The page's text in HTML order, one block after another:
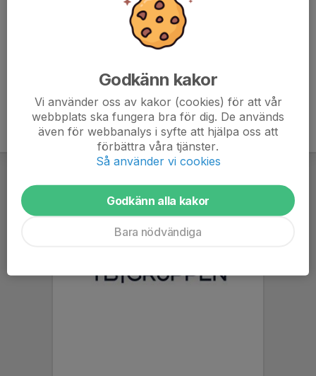
Godkänn kakor
Vi använder oss av kakor (cookies) för att vår
webbplats ska fungera bra för dig. De används
även för webbanalys i syfte att hjälpa oss att
förbättra våra tjänster.
Så använder vi cookies
Godkänn alla kakor
Bara nödvändiga